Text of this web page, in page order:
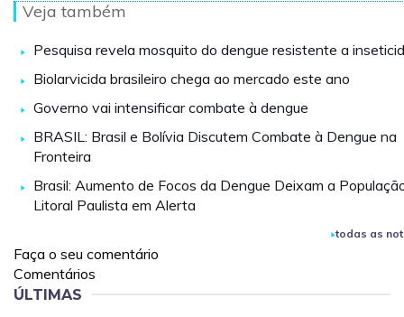
Veja também
Pesquisa revela mosquito do dengue resistente a
Biolarvicida brasileiro chega ao mercado este ano
Governo vai intensificar combate à dengue
BRASIL: Brasil e Bolívia Discutem Combate à Dengue na
Fronteira
Brasil: Aumento de Focos da Dengue Deixam a
Litoral Paulista em Alerta
todas as
Faça o seu comentário
Comentários
ÚLTIMAS